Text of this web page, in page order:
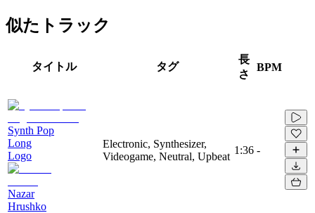
似たトラック
タイトル タグ
長
さ
BPM
Synth Pop
Long
Logo
Nazar
Hrushko
Electronic, Synthesizer,
Videogame, Neutral, Upbeat
1:36 -